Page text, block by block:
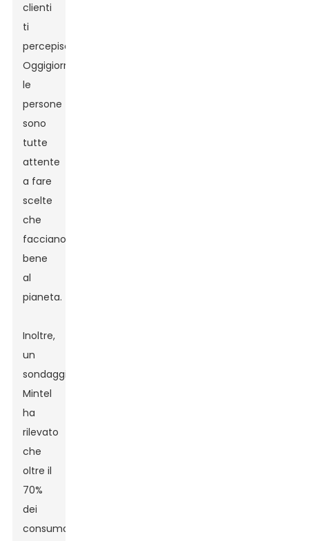
clienti
ti
percepiscono.
Oggigiorno,
le
persone
sono
tutte
attente
a fare
scelte
che
facciano
bene
al
pianeta.
Inoltre,
un
sondaggio
Mintel
ha
rilevato
che
oltre il
70%
dei
consumatori